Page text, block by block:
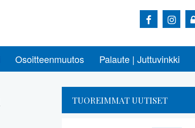
Osoitteenmuutos Palaute | Juttuvinkki
TUOREIMMAT UUTISET